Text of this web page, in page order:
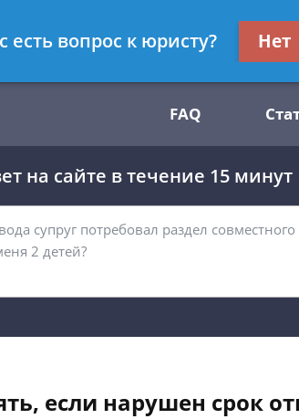
FAQ
на сайте в течение 15 минут
если нарушен срок
есть вопрос к юристу? Нет